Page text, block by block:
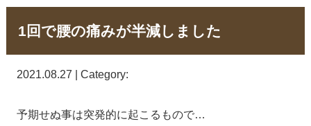
1回で腰の痛みが半減しました
2021.08.27 | Category:
予期せぬ事は突発的に起こるもので…